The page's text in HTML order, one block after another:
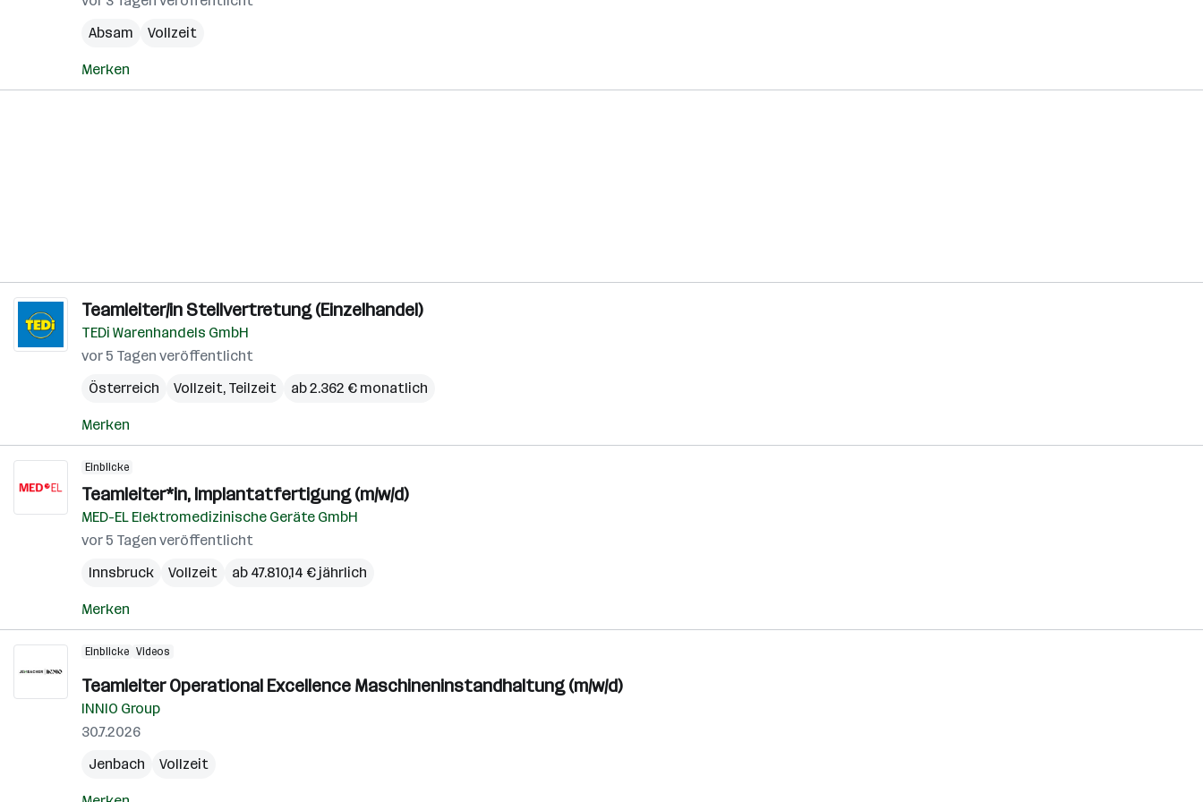
Absam
Vollzeit
Merken
Teamleiter/in Stellvertretung (Einzelhandel)
TEDi Warenhandels GmbH
vor 5 Tagen veröffentlicht
Österreich
Vollzeit, Teilzeit ab 2.362 € monatlich
Merken
Einblicke
Teamleiter*in, Implantatfertigung (m/w/d)
MED-EL Elektromedizinische Geräte GmbH
vor 5 Tagen veröffentlicht
Innsbruck
Vollzeit ab 47.810,14 € jährlich
Merken
Einblicke Videos
Teamleiter Operational Excellence Maschineninstandhaltung (m/w/d)
INNIO Group
30.7.2026
Jenbach
Vollzeit